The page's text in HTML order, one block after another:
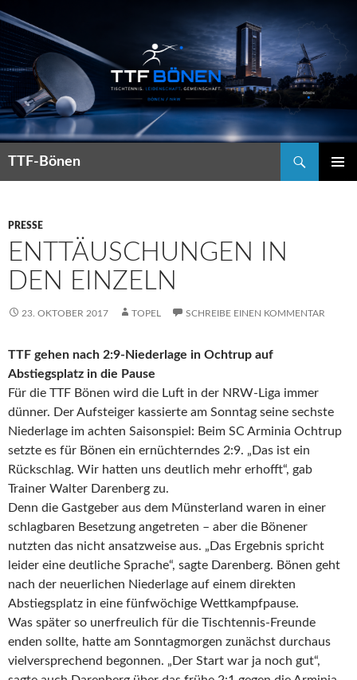
TTF-Bönen
PRESSE
ENTTÄUSCHUNGEN IN
DEN EINZELN
23. OKTOBER 2017 TOPEL SCHREIBE EINEN KOMMENTAR
TTF gehen nach 2:9-Niederlage in Ochtrup auf
Abstiegsplatz in die Pause
Für die TTF Bönen wird die Luft in der NRW-Liga immer
dünner. Der Aufsteiger kassierte am Sonntag seine sechste
Niederlage im achten Saisonspiel: Beim SC Arminia Ochtrup
setzte es für Bönen ein ernüchterndes 2:9. „Das ist ein
Rückschlag. Wir hatten uns deutlich mehr erhofft“, gab
Trainer Walter Darenberg zu.
Denn die Gastgeber aus dem Münsterland waren in einer
schlagbaren Besetzung angetreten – aber die Bönener
nutzten das nicht ansatzweise aus. „Das Ergebnis spricht
leider eine deutliche Sprache“, sagte Darenberg. Bönen geht
nach der neuerlichen Niederlage auf einem direkten
Abstiegsplatz in eine fünfwöchige Wettkampfpause.
Was später so unerfreulich für die Tischtennis-Freunde
enden sollte, hatte am Sonntagmorgen zunächst durchaus
vielversprechend begonnen. „Der Start war ja noch gut“,